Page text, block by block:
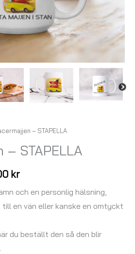
– STAPELLA
– STAPELLA
kr
och en personlig hälsning,
en vän eller kanske en omtyckt
du beställt den så den blir